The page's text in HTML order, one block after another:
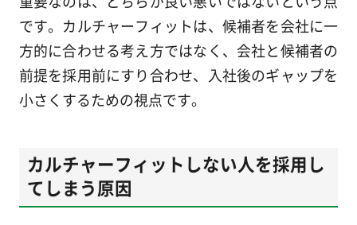
です。カルチャーフィットは、候補者を会社に一
方的に合わせる考え方ではなく、会社と候補者の
前提を採用前にすり合わせ、入社後のギャップを
小さくするための視点です。
カルチャーフィットしない人を採用し
てしまう原因